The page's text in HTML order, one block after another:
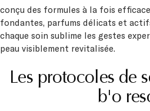
conçu des formules à la fois
fondantes, parfums délicats et
chaque soin sublime les gestes
peau visiblement revitalisée.
Les protocoles de
b'o